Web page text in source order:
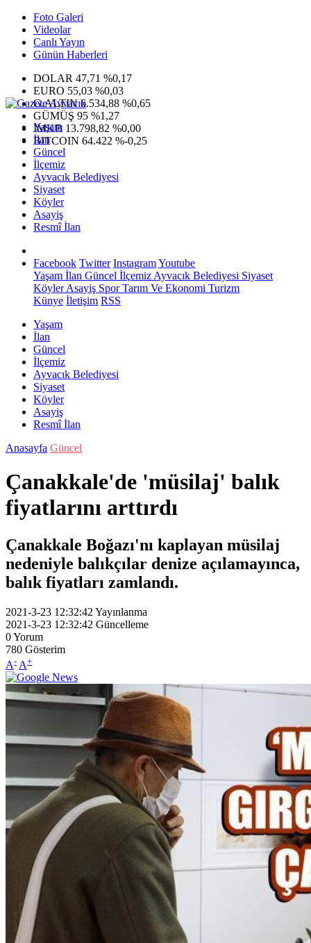
Foto Galeri
Videolar
Canlı Yayın
Günün Haberleri
DOLAR 47,71 %0,17
EURO 55,03 %0,03
G.ALTIN6.534,88 %0,65
GÜMÜŞ 95 %1,27
IMKB 13.798,82 %0,00
BITCOIN 64.422 %-0,25
Yaşam
İlan
Güncel
İlçemiz
Ayvacık Belediyesi
Siyaset
Köyler
Asayiş
Resmî İlan
Facebook Twitter InstagramYoutube
Yaşam İlan Güncel İlçemiz Ayvacık Belediyesi Siyaset
KöylerAsayiş SporTarım Ve Ekonomi Turizm
Künye İletişim RSS
Yaşam
İlan
Güncel
İlçemiz
Ayvacık Belediyesi
Siyaset
Köyler
Asayiş
Resmî İlan
Anasayfa Güncel
Çanakkale'de 'müsilaj' balık
fiyatlarını arttırdı
Çanakkale Boğazı'nı kaplayan müsilaj
nedeniyle balıkçılar denize açılamayınca,
balık fiyatları zamlandı.
2021-3-23 12:32:42 Yayınlanma
2021-3-23 12:32:42 Güncelleme
0Yorum
780 Gösterim
A- A+